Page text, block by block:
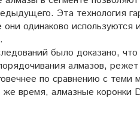
Эта технология
одинаково используются
было доказано,
алмазов,
по сравнению с теми
время, алмазные коронки